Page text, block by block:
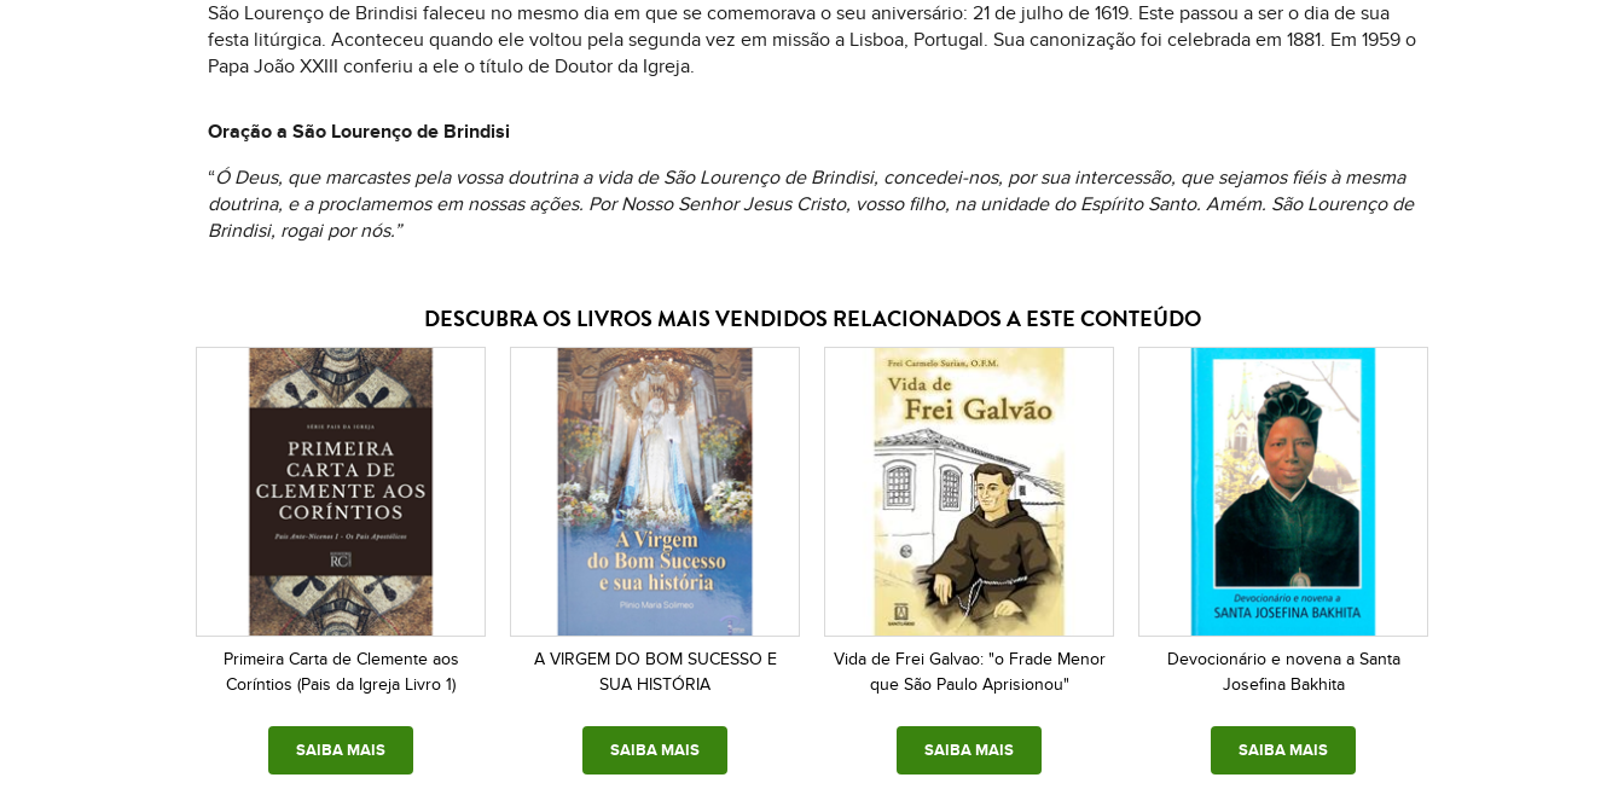
São Lourenço de Brindisi faleceu no mesmo dia em que se comemorava o seu aniversário: 21 de julho de 1619. Este passou a ser o dia de sua
festa litúrgica. Aconteceu quando ele voltou pela segunda vez em missão a Lisboa, Portugal. Sua canonização foi celebrada em 1881. Em 1959 o
Papa João XXIII conferiu a ele o título de Doutor da Igreja.
Oração a São Lourenço de Brindisi
“Ó Deus, que marcastes pela vossa doutrina a vida de São Lourenço de Brindisi, concedei-nos, por sua intercessão, que sejamos fiéis à mesma
doutrina, e a proclamemos em nossas ações. Por Nosso Senhor Jesus Cristo, vosso filho, na unidade do Espírito Santo. Amém. São Lourenço de
Brindisi, rogai por nós.”
DESCUBRA OS LIVROS MAIS VENDIDOS RELACIONADOS A ESTE CONTEÚDO
Primeira Carta de Clemente aos
Coríntios (Pais da Igreja Livro 1)
SAIBA MAIS
A VIRGEM DO BOM SUCESSO E
SUA HISTÓRIA
SAIBA MAIS
Vida de Frei Galvao: "o Frade Menor
que São Paulo Aprisionou"
SAIBA MAIS
Devocionário e novena a Santa
Josefina Bakhita
SAIBA MAIS